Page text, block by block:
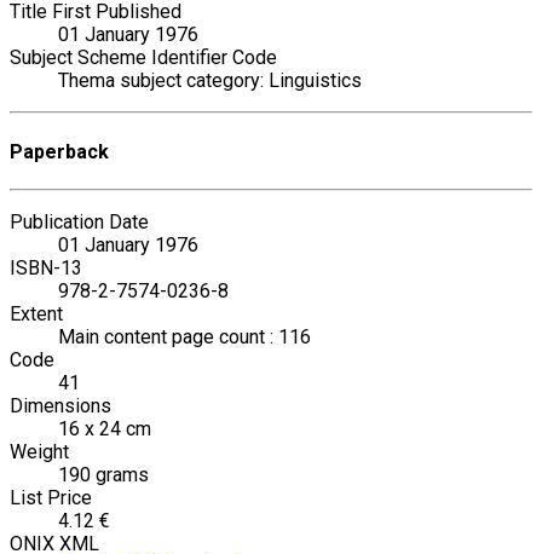
Title First Published
01 January 1976
Subject Scheme Identifier Code
Thema subject category: Linguistics
Paperback
Publication Date
01 January 1976
ISBN-13
978-2-7574-0236-8
Extent
Main content page count : 116
Code
41
Dimensions
16 x 24 cm
Weight
190 grams
List Price
4.12 €
ONIX XML